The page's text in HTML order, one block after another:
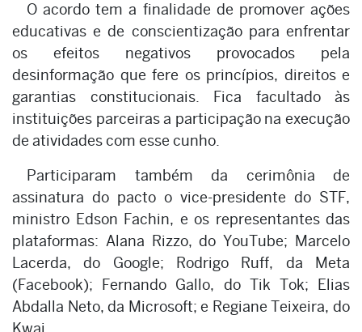
O acordo tem a finalidade de promover ações
educativas e de conscientização para enfrentar
os efeitos negativos provocados pela
desinformação que fere os princípios, direitos e
garantias constitucionais. Fica facultado às
instituições parceiras a participação na execução
de atividades com esse cunho.
Participaram também da cerimônia de
assinatura do pacto o vice-presidente do STF,
ministro Edson Fachin, e os representantes das
plataformas: Alana Rizzo, do YouTube; Marcelo
Lacerda, do Google; Rodrigo Ruff, da Meta
(Facebook); Fernando Gallo, do Tik Tok; Elias
Abdalla Neto, da Microsoft; e Regiane Teixeira, do